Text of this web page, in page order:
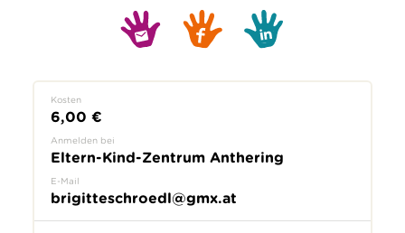
Kosten
6,00 €
Anmelden bei
Eltern-Kind-Zentrum Anthering
E-Mail
brigitteschroedl@gmx.at